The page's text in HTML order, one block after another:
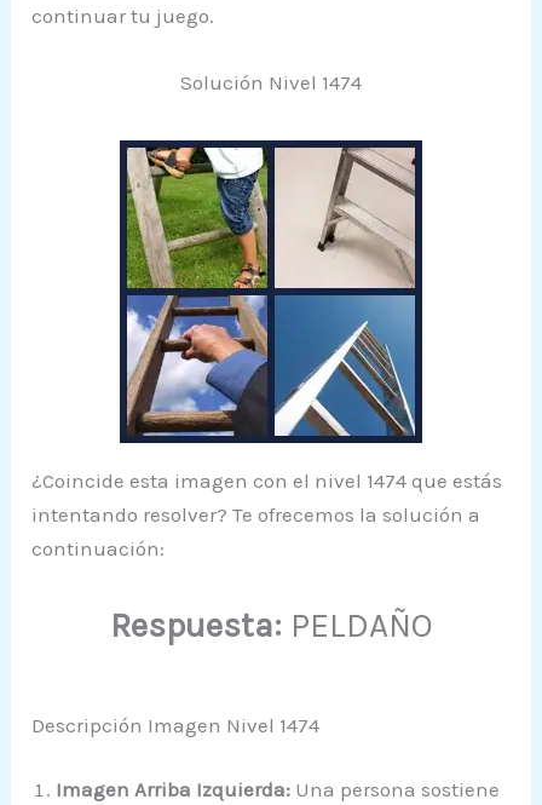
continuar tu juego.
Solución Nivel 1474
¿Coincide esta imagen con el nivel 1474 que estás
intentando resolver? Te ofrecemos la solución a
continuación:
Respuesta: PELDAÑO
Descripción Imagen Nivel 1474
Imagen Arriba Izquierda: Una persona sostiene